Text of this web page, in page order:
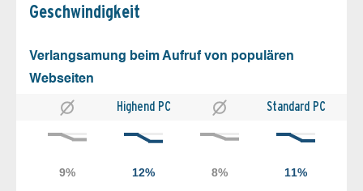
Geschw­indigkeit
Verlangsamung beim Aufruf von populären
Webseiten
Highend PC Standard PC